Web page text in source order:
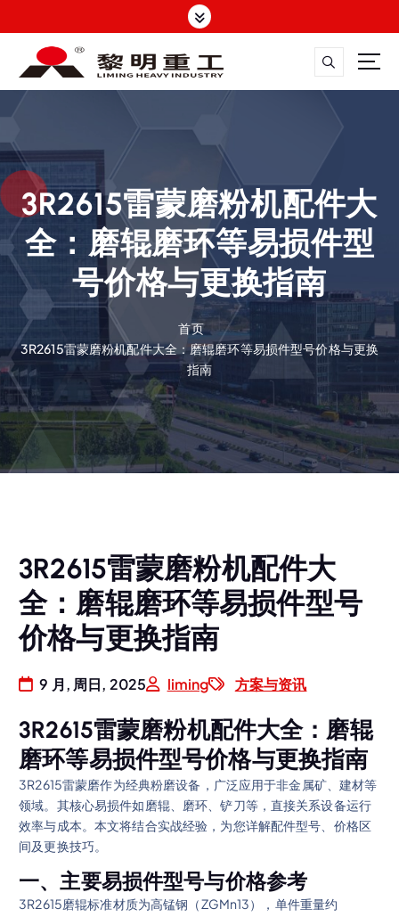
转
容 大修渣磨粉机，矿渣立磨
3R2615雷蒙磨粉机配件大
全：磨辊磨环等易损件型
号价格与更换指南
首页
3R2615雷蒙磨粉机配件大全：磨辊磨环等易损件型号价格与更换
指南
3R2615雷蒙磨粉机配件大
全：磨辊磨环等易损件型号
价格与更换指南
9 月, 周日, 2025 liming 方案与资讯
3R2615雷蒙磨粉机配件大全：磨辊
磨环等易损件型号价格与更换指南
3R2615雷蒙磨作为经典粉磨设备，广泛应用于非金属矿、建材等
领域。其核心易损件如磨辊、磨环、铲刀等，直接关系设备运行
效率与成本。本文将结合实战经验，为您详解配件型号、价格区
间及更换技巧。
一、主要易损件型号与价格参考
3R2615磨辊标准材质为高锰钢（ZGMn13），单件重量约